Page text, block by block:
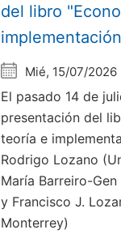
del libro
Mié, 15/07/2026
El pasado 14 de
presentación del
teoría e
Rodrigo Lozano
María Barreiro-
y Francisco J.
Monterrey)